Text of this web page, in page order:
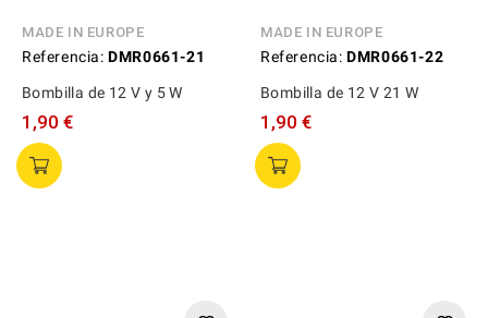
MADE IN EUROPE
Referencia: DMR0661-21
Bombilla de 12 V y 5 W
1,90 €
MADE IN EUROPE
Referencia: DMR0661-22
Bombilla de 12 V 21 W
1,90 €